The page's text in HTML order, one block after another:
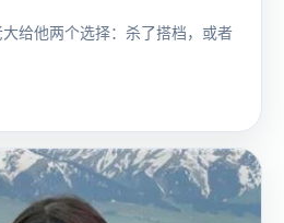
给他两个选择：杀了搭档，或者